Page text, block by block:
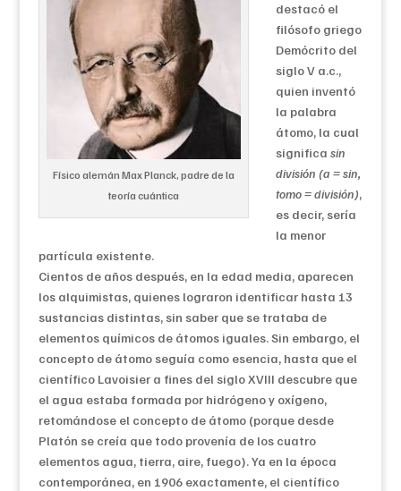
Físico alemán Max Planck, padre de la
teoría cuántica
destacó el
filósofo griego
Demócrito del
siglo V a.c.,
quien inventó
la palabra
átomo, la cual
significa sin
división (a = sin,
tomo = división),
es decir, sería
la menor
partícula existente.
Cientos de años después, en la edad media, aparecen
los alquimistas, quienes lograron identificar hasta 13
sustancias distintas, sin saber que se trataba de
elementos químicos de átomos iguales. Sin embargo, el
concepto de átomo seguía como esencia, hasta que el
científico Lavoisier a fines del siglo XVIII descubre que
el agua estaba formada por hidrógeno y oxígeno,
retomándose el concepto de átomo (porque desde
Platón se creía que todo provenía de los cuatro
elementos agua, tierra, aire, fuego). Ya en la época
contemporánea, en 1906 exactamente, el científico